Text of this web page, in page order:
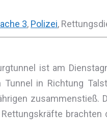
3, Polizei,
ist am
in Richtung
zusammenstieß.
brachten